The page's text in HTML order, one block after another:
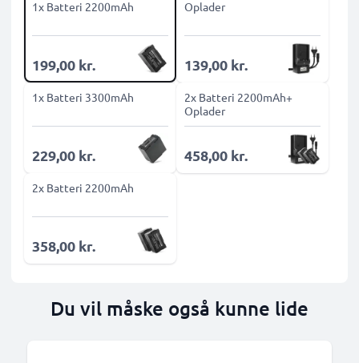
1x Batteri 2200mAh
199,00 kr.
Oplader
139,00 kr.
1x Batteri 3300mAh
229,00 kr.
2x Batteri 2200mAh+
Oplader
458,00 kr.
2x Batteri 2200mAh
358,00 kr.
Du vil måske også kunne lide